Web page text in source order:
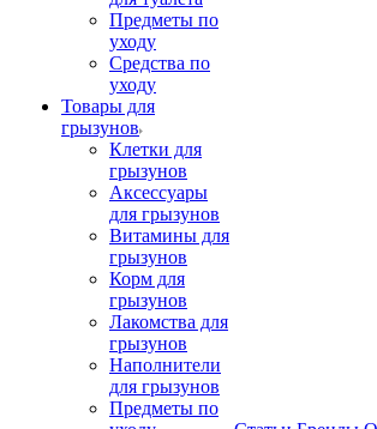
Предметы по
уходу
Средства по
уходу
Товары для
грызунов
Клетки для
грызунов
Аксессуары
для грызунов
Витамины для
грызунов
Корм для
грызунов
Лакомства для
грызунов
Наполнители
для грызунов
Предметы по